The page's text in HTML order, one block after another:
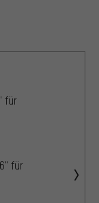
für
für